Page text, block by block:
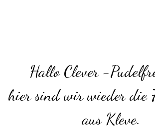
Hallo Clever -
hier sind wir wieder die
aus Kleve.